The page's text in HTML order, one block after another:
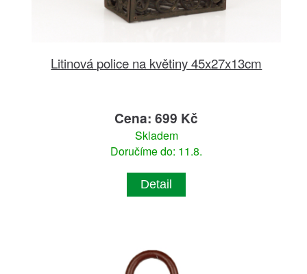
Litinová police na květiny 45x27x13cm
Cena: 699 Kč
Skladem
Doručíme do: 11.8.
Detail